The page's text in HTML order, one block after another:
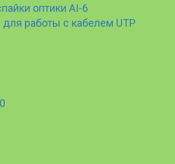
оптики AI-6
работы с кабелем UTP